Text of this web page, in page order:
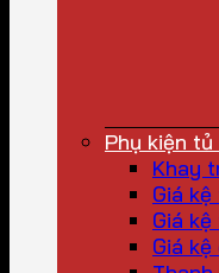
Phụ kiện
Khay
Giá
Giá
Giá